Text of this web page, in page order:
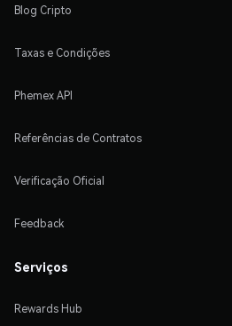
Blog Cripto
Taxas e Condições
Phemex API
Referências de Contratos
Verificação Oficial
Feedback
Serviços
Rewards Hub